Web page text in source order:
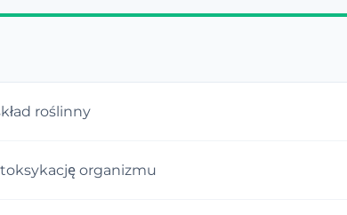
roślinny
organizmu